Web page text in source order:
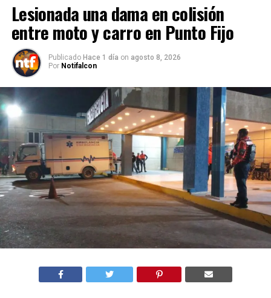
Lesionada una dama en colisión
entre moto y carro en Punto Fijo
Publicado Hace 1 día on agosto 8, 2026
Por Notifalcon